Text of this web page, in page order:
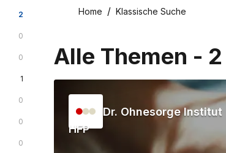
2
0
0
1
0
0
0
Home Klassische Suche
Alle Themen - 2
Dr. Ohnesorge Institut
HFP